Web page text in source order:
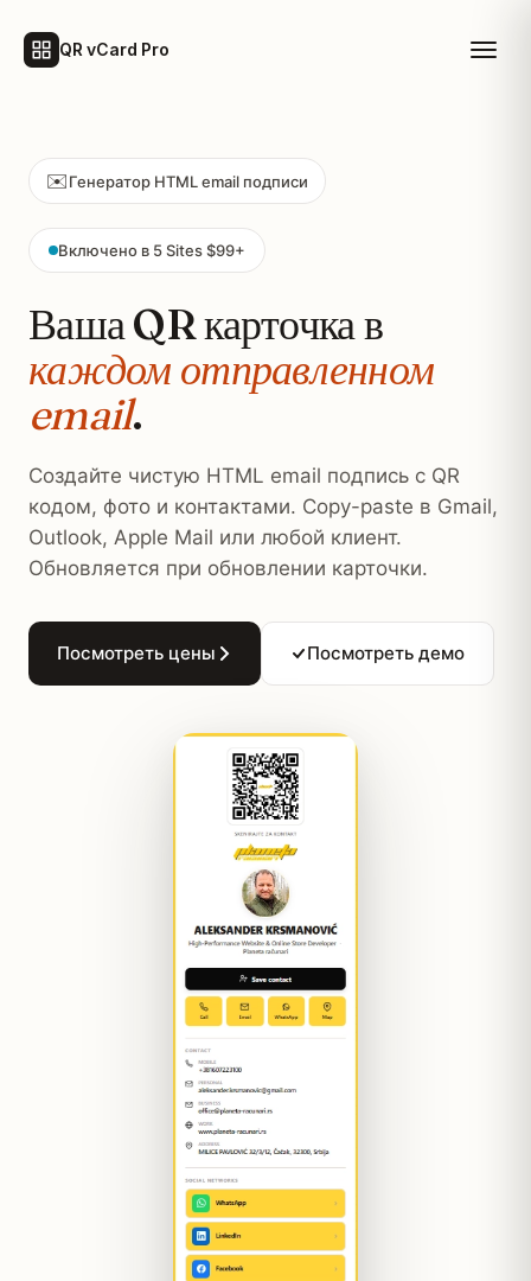
QR vCard Pro
✉️Генератор HTML email подписи
Включено в 5 Sites $99+
Ваша QR карточка в
каждом отправленном
email.
Создайте чистую HTML email подпись с QR
кодом, фото и контактами. Copy-paste в Gmail,
Outlook, Apple Mail или любой клиент.
Обновляется при обновлении карточки.
Посмотреть цены Посмотреть демо